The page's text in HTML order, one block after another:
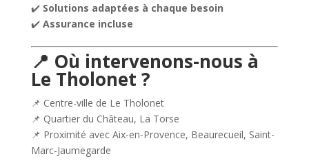
✔️ Solutions adaptées à chaque besoin
✔️ Assurance incluse
📍 Où intervenons-nous à
Le Tholonet ?
📌 Centre-ville de Le Tholonet
📌 Quartier du Château, La Torse
📌 Proximité avec Aix-en-Provence, Beaurecueil, Saint-
Marc-Jaumegarde